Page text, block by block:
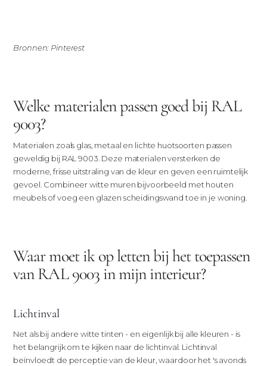
Bronnen: Pinterest
Welke materialen passen goed bij RAL
9003?
Materialen zoals glas, metaal en lichte huotsoorten passen
geweldig bij RAL 9003. Deze materialen versterken de
moderne, frisse uitstraling van de kleur en geven een ruimtelijk
gevoel. Combineer witte muren bijvoorbeeld met houten
meubels of voeg een glazen scheidingswand toe in je woning.
Waar moet ik op letten bij het toepassen
van RAL 9003 in mijn interieur?
Lichtinval
Net als bij andere witte tinten - en eigenlijk bij alle kleuren - is
het belangrijk om te kijken naar de lichtinval. Lichtinval
beïnvloedt de perceptie van de kleur, waardoor het 's avonds